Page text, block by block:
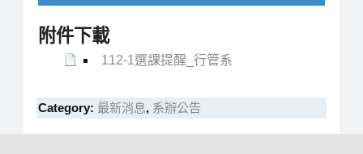
附件下載
112-1選課提醒_行管系
Category: 最新消息, 系辦公告